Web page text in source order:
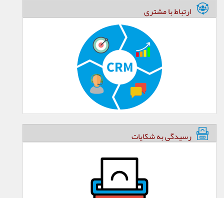
ارتباط با مشتری
رسیدگی به شکایات